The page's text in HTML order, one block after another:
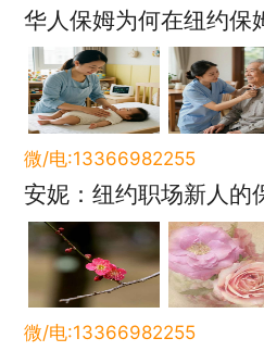
华人保姆为何在纽约保
微/电:13366982255
安妮：纽约职场新人的
微/电:13366982255